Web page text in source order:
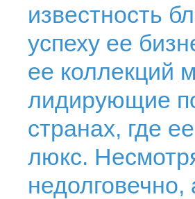
известность
успеху ее
ее коллекций
лидирующие
странах, где
люкс.